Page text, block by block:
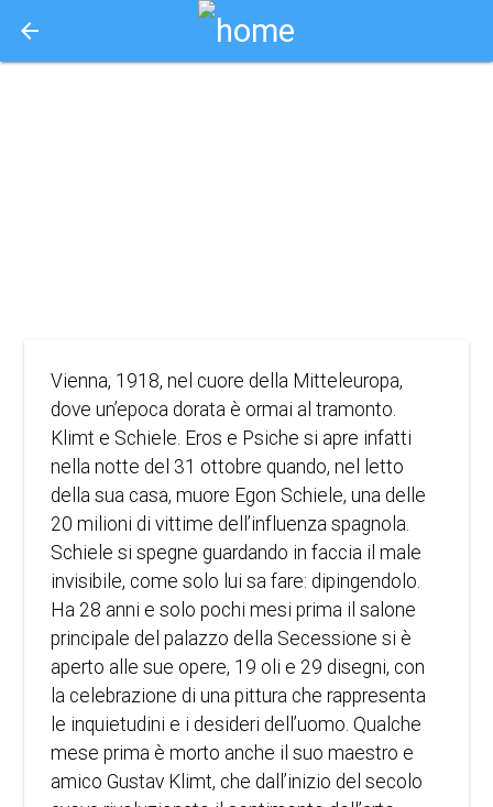
arrow_back
Vienna, 1918, nel cuore della Mitteleuropa,
dove un’epoca dorata è ormai al tramonto.
Klimt e Schiele. Eros e Psiche si apre infatti
nella notte del 31 ottobre quando, nel letto
della sua casa, muore Egon Schiele, una delle
20 milioni di vittime dell’influenza spagnola.
Schiele si spegne guardando in faccia il male
invisibile, come solo lui sa fare: dipingendolo.
Ha 28 anni e solo pochi mesi prima il salone
principale del palazzo della Secessione si è
aperto alle sue opere, 19 oli e 29 disegni, con
la celebrazione di una pittura che rappresenta
le inquietudini e i desideri dell’uomo. Qualche
mese prima è morto anche il suo maestro e
amico Gustav Klimt, che dall’inizio del secolo